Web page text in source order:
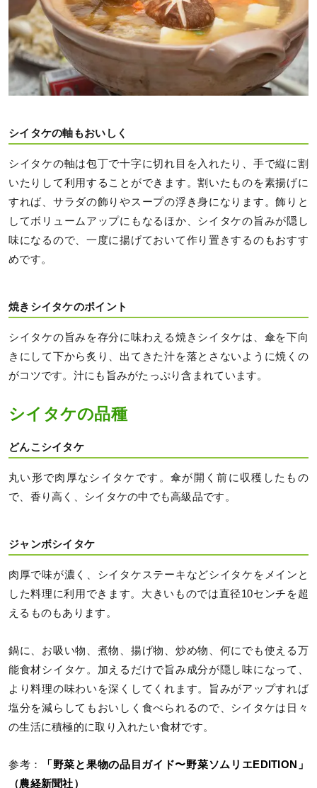
シイタケの軸もおいしく
シイタケの軸は包丁で十字に切れ目を入れたり、手で縦に割
いたりして利用することができます。割いたものを素揚げに
すれば、サラダの飾りやスープの浮き身になります。飾りと
してボリュームアップにもなるほか、シイタケの旨みが隠し
味になるので、一度に揚げておいて作り置きするのもおすす
めです。
焼きシイタケのポイント
シイタケの旨みを存分に味わえる焼きシイタケは、傘を下向
きにして下から炙り、出てきた汁を落とさないように焼くの
がコツです。汁にも旨みがたっぷり含まれています。
シイタケの品種
どんこシイタケ
丸い形で肉厚なシイタケです。傘が開く前に収穫したもの
で、香り高く、シイタケの中でも高級品です。
ジャンボシイタケ
肉厚で味が濃く、シイタケステーキなどシイタケをメインと
した料理に利用できます。大きいものでは直径10センチを超
えるものもあります。
鍋に、お吸い物、煮物、揚げ物、炒め物、何にでも使える万
能食材シイタケ。加えるだけで旨み成分が隠し味になって、
より料理の味わいを深くしてくれます。旨みがアップすれば
塩分を減らしてもおいしく食べられるので、シイタケは日々
の生活に積極的に取り入れたい食材です。
参考：
「野菜と果物の品目ガイド〜野菜ソムリエEDITION」
（農経新聞社）